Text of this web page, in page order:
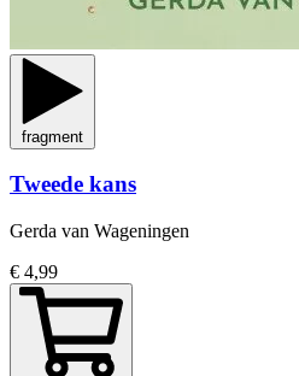
fragment
Tweede kans
Gerda van Wageningen
€ 4,99